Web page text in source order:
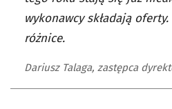
wykonawcy składają
różnice.
Dariusz Talaga, zastępca